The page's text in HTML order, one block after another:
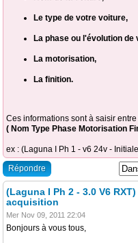
Le type de votre voiture,
La phase ou l'évolution de
La motorisation,
La finition.
Ces informations sont à saisir
( Nom Type Phase Motorisation
ex : (Laguna I Ph 1 - v6 24v -
Répondre
(Laguna I Ph 2 - 3.0 V6
acquisition
Mer Nov 09, 2011 22:04
Bonjours à vous tous,